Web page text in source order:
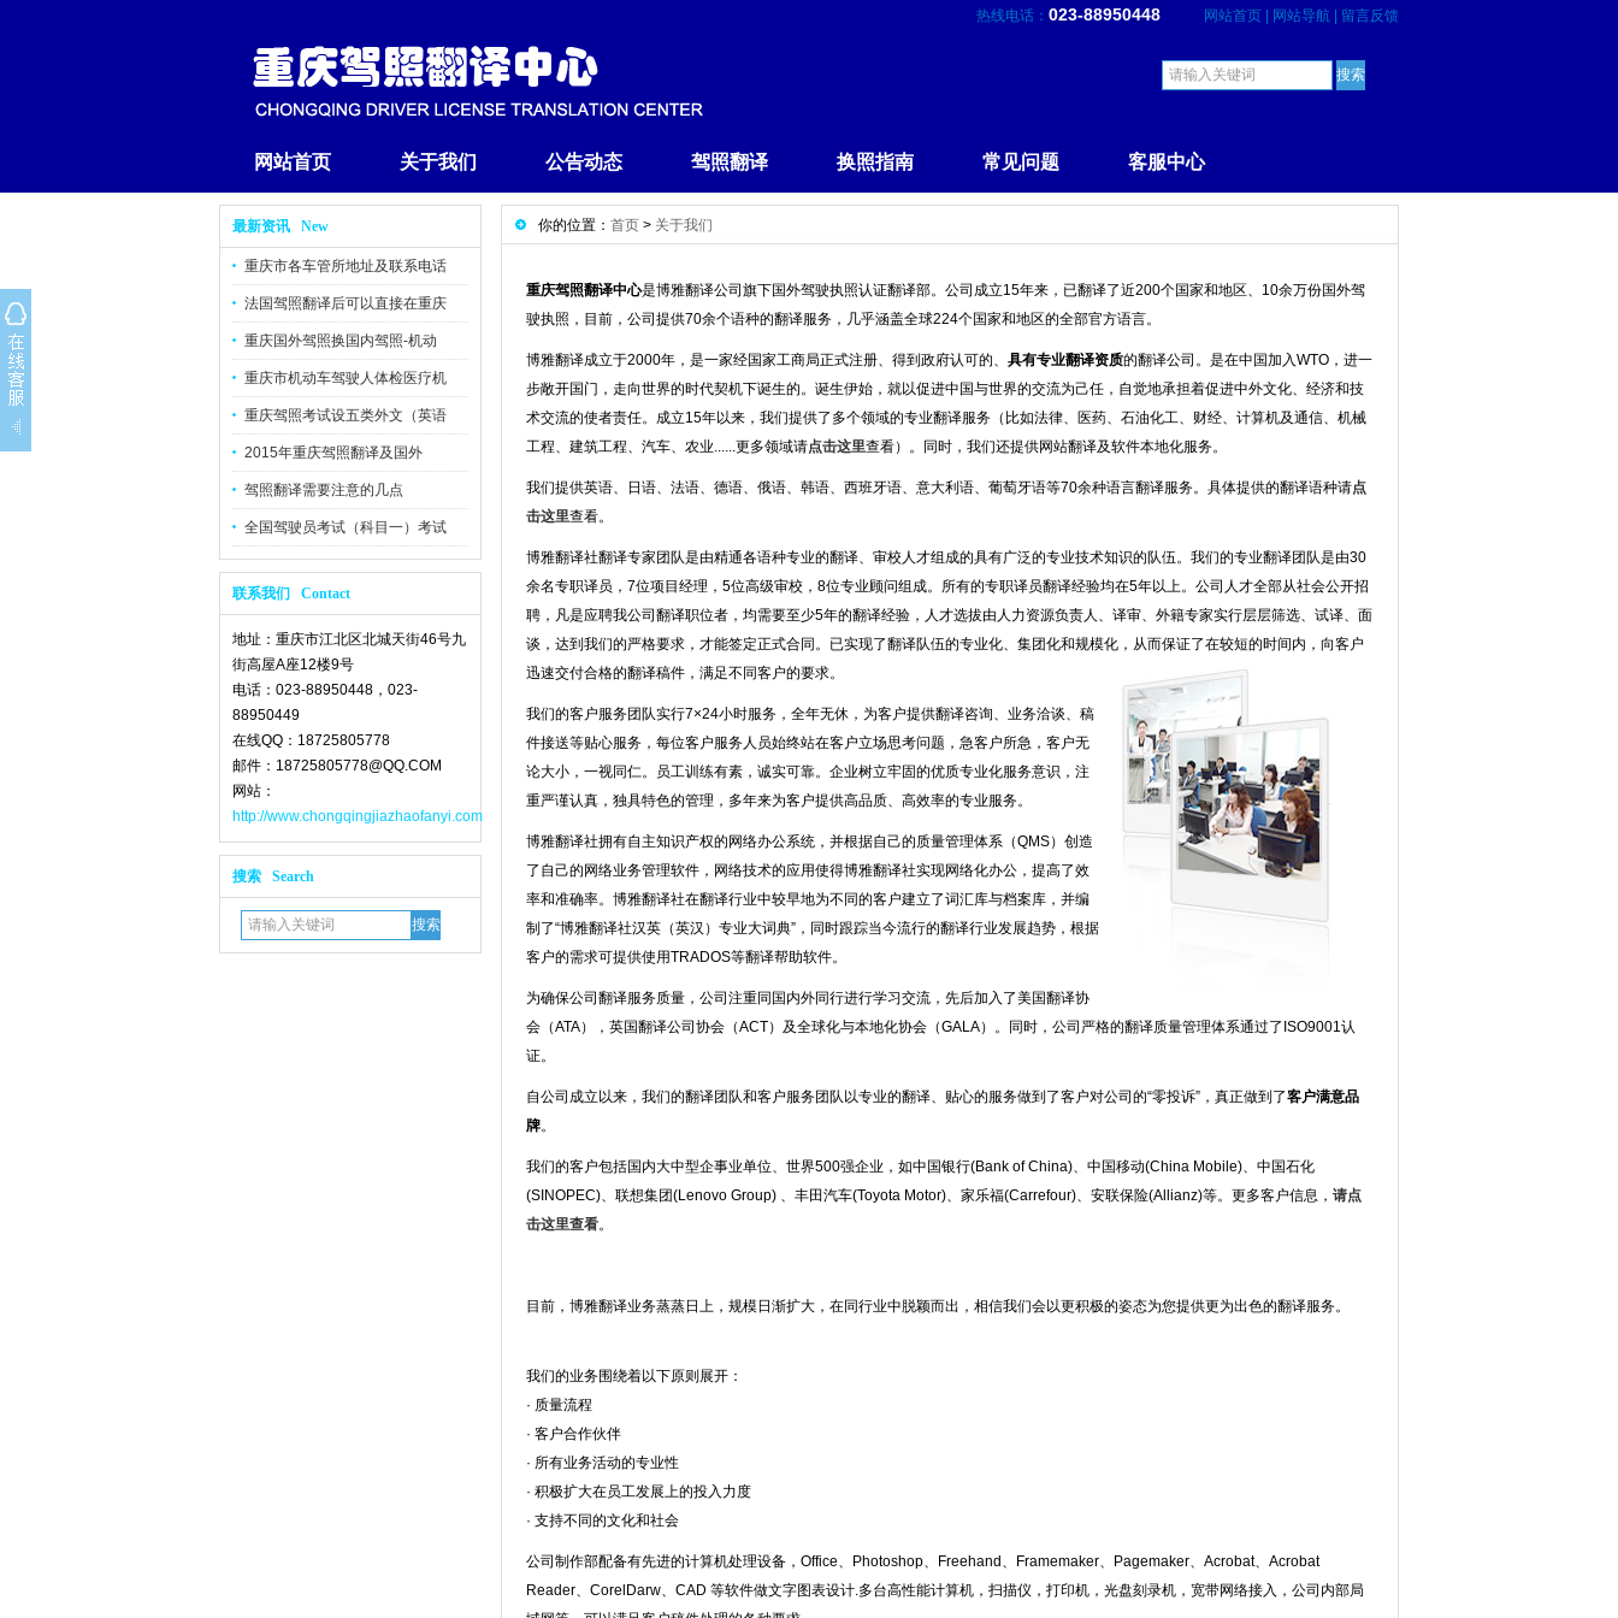
热线电话： 023-88950448 网站首页 网站导航 留言反馈
网站首页 关于我们 公告动态 驾照翻译 换照指南 常见问题 客服中心
最新资讯 New
重庆市各车管所地址及联系电话
法国驾照翻译后可以直接在重庆
重庆国外驾照换国内驾照-机动
重庆市机动车驾驶人体检医疗机
重庆驾照考试设五类外文（英语
2015年重庆驾照翻译及国外
驾照翻译需要注意的几点
全国驾驶员考试（科目一）考试
联系我们 Contact
地址：重庆市江北区北城天街46号九
街高屋A座12楼9号
电话：023-88950448，023-
88950449
在线QQ：18725805778
邮件：18725805778@QQ.COM
网站：
http://www.chongqingjiazhaofanyi.com
搜索 Search
你的位置： 首页 > 关于我们
重庆驾照翻译中心是博雅翻译公司旗下国外驾驶执照认证翻译部。公司成立15年来，已翻译了近200个国家和地区、10余万份国外驾
驶执照，目前，公司提供70余个语种的翻译服务，几乎涵盖全球224个国家和地区的全部官方语言。
博雅翻译成立于2000年，是一家经国家工商局正式注册、得到政府认可的、 具有专业翻译资质的翻译公司。是在中国加入WTO，进一
步敞开国门，走向世界的时代契机下诞生的。诞生伊始，就以促进中国与世界的交流为己任，自觉地承担着促进中外文化、经济和技
术交流的使者责任。成立15年以来，我们提供了多个领域的专业翻译服务（比如法律、医药、石油化工、财经、计算机及通信、机械
工程、建筑工程、汽车、农业......更多领域请点击这里查看）。同时，我们还提供网站翻译及软件本地化服务。
我们提供英语、日语、法语、德语、俄语、韩语、西班牙语、意大利语、葡萄牙语等70余种语言翻译服务。具体提供的翻译语种请点
击这里查看。
博雅翻译社翻译专家团队是由精通各语种专业的翻译、审校人才组成的具有广泛的专业技术知识的队伍。我们的专业翻译团队是由30
余名专职译员，7位项目经理，5位高级审校，8位专业顾问组成。所有的专职译员翻译经验均在5年以上。公司人才全部从社会公开招
聘，凡是应聘我公司翻译职位者，均需要至少5年的翻译经验，人才选拔由人力资源负责人、译审、外籍专家实行层层筛选、试译、面
谈，达到我们的严格要求，才能签定正式合同。已实现了翻译队伍的专业化、集团化和规模化，从而保证了在较短的时间内，向客户
迅速交付合格的翻译稿件，满足不同客户的要求。
我们的客户服务团队实行7×24小时服务，全年无休，为客户提供翻译咨询、业务洽谈、稿
件接送等贴心服务，每位客户服务人员始终站在客户立场思考问题，急客户所急，客户无
论大小，一视同仁。员工训练有素，诚实可靠。企业树立牢固的优质专业化服务意识，注
重严谨认真，独具特色的管理，多年来为客户提供高品质、高效率的专业服务。
博雅翻译社拥有自主知识产权的网络办公系统，并根据自己的质量管理体系（QMS）创造
了自己的网络业务管理软件，网络技术的应用使得博雅翻译社实现网络化办公，提高了效
率和准确率。博雅翻译社在翻译行业中较早地为不同的客户建立了词汇库与档案库，并编
制了“博雅翻译社汉英（英汉）专业大词典”，同时跟踪当今流行的翻译行业发展趋势，根据
客户的需求可提供使用TRADOS等翻译帮助软件。
为确保公司翻译服务质量，公司注重同国内外同行进行学习交流，先后加入了美国翻译协
会（ATA），英国翻译公司协会（ACT）及全球化与本地化协会（GALA）。同时，公司严格的翻译质量管理体系通过了ISO9001认
证。
自公司成立以来，我们的翻译团队和客户服务团队以专业的翻译、贴心的服务做到了客户对公司的“零投诉”，真正做到了客户满意品
牌。
我们的客户包括国内大中型企事业单位、世界500强企业，如中国银行(Bank of China)、中国移动(China Mobile)、中国石化
(SINOPEC)、联想集团(Lenovo Group) 、丰田汽车(Toyota Motor)、家乐福(Carrefour)、安联保险(Allianz)等。更多客户信息， 请点
击这里查看。
目前，博雅翻译业务蒸蒸日上，规模日渐扩大，在同行业中脱颖而出，相信我们会以更积极的姿态为您提供更为出色的翻译服务。
我们的业务围绕着以下原则展开：
· 质量流程
· 客户合作伙伴
· 所有业务活动的专业性
· 积极扩大在员工发展上的投入力度
· 支持不同的文化和社会
公司制作部配备有先进的计算机处理设备，Office、Photoshop、Freehand、Framemaker、Pagemaker、Acrobat、Acrobat
Reader、CorelDarw、CAD 等软件做文字图表设计.多台高性能计算机，扫描仪，打印机，光盘刻录机，宽带网络接入，公司内部局